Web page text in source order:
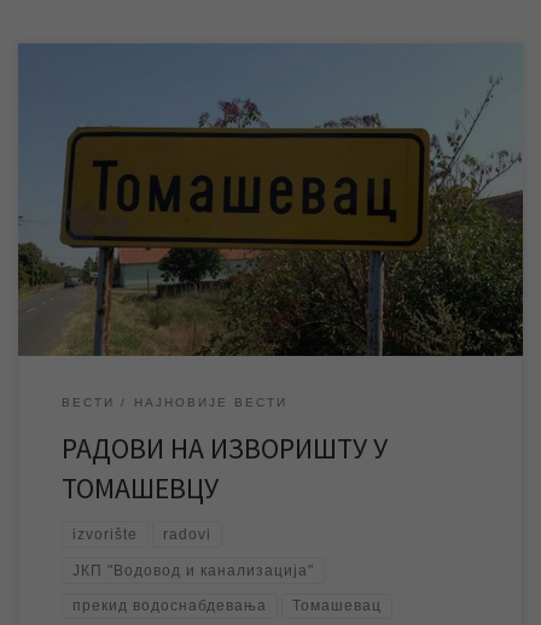
У петак 03.03.2017. године ЈКП „Водовод и канализација“
изводиће радове на изворишту у насељеном месту
Томашевац, услед чега ће у периоду од 09 до 12 часова доћи
до прекида водоснабдевања у овом насељеном месту. Одмах
по завршетку радова биће успостављено уредно
водоснабдевање. ЈКП „Водовод и канализација“ се захваљује
становницима насељеног […]
ВЕСТИ НАЈНОВИЈЕ ВЕСТИ
РАДОВИ НА ИЗВОРИШТУ У
ТОМАШЕВЦУ
izvorište radovi
ЈКП "Водовод и канализација"
прекид водоснабдевања Томашевац